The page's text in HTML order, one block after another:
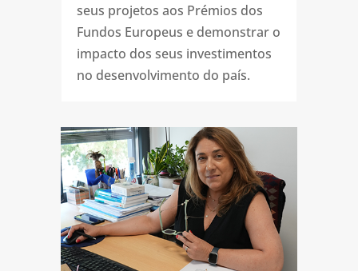
seus projetos aos Prémios dos
Fundos Europeus e demonstrar o
impacto dos seus investimentos
no desenvolvimento do país.